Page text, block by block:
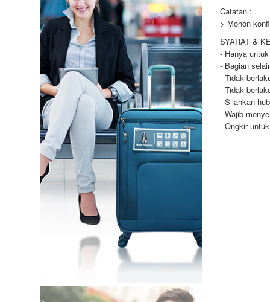
Catatan :
> Mohon
SYARAT &
- Hanya
- Bagian
- Tidak
- Tidak
- Silahkan
- Wajib
- Ongkir